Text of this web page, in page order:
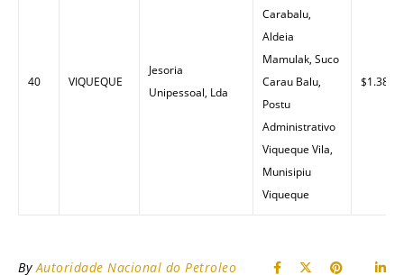
40 VIQUEQUE
Jesoria
Unipessoal, Lda
Carabalu,
Aldeia
Mamulak, Suco
Carau Balu,
Postu
Administrativo
Viqueque Vila,
Munisipiu
Viqueque
$1.38
ByAutoridade Nacional do Petroleo